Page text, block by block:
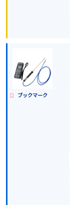
ブックマーク